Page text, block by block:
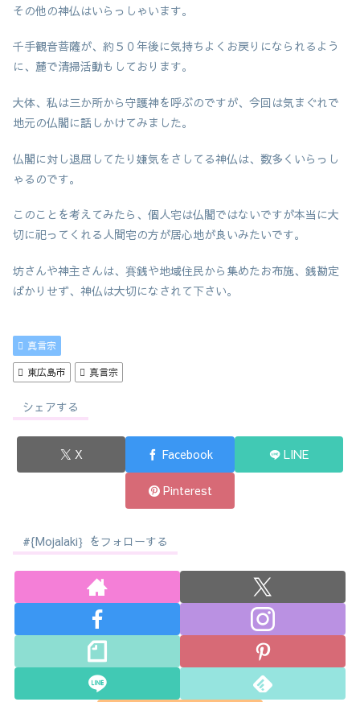
その他の神仏はいらっしゃいます。
千手観音菩薩が、約５０年後に気持ちよくお戻りになられるよう
に、麓で清掃活動もしております。
大体、私は三か所から守護神を呼ぶのですが、今回は気まぐれで
地元の仏閣に話しかけてみました。
仏閣に対し退屈してたり嫌気をさしてる神仏は、数多くいらっし
ゃるのです。
このことを考えてみたら、個人宅は仏閣ではないですが本当に大
切に祀ってくれる人間宅の方が居心地が良いみたいです。
坊さんや神主さんは、賽銭や地域住民から集めたお布施、銭勘定
ばかりせず、神仏は大切になされて下さい。
真言宗
東広島市 真言宗
シェアする
X Facebook LINE
Pinterest
#{Mojalaki｝をフォローする